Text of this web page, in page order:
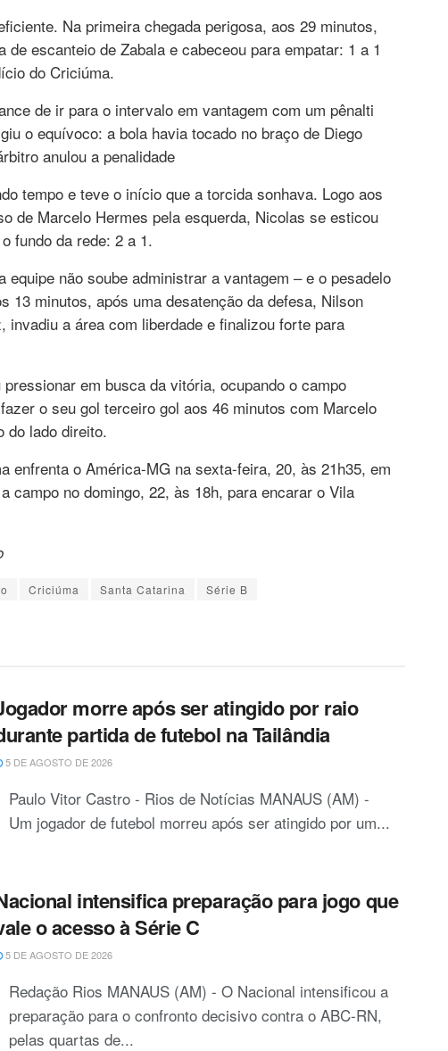
Na primeira chegada perigosa, aos 29 minutos,
escanteio de Zabala e cabeceou para empatar: 1 a 1
do Criciúma.
de ir para o intervalo em vantagem com um pênalti
o equívoco: a bola havia tocado no braço de Diego
anulou a penalidade
tempo e teve o início que a torcida sonhava. Logo aos
de Marcelo Hermes pela esquerda, Nicolas se esticou
fundo da rede: 2 a 1.
não soube administrar a vantagem – e o pesadelo
13 minutos, após uma desatenção da defesa, Nilson
a área com liberdade e finalizou forte para
em busca da vitória, ocupando o campo
o seu gol terceiro gol aos 46 minutos com Marcelo
do lado direito.
enfrenta o América-MG na sexta-feira, 20, às 21h35, em
campo no domingo, 22, às 18h, para encarar o Vila
Criciúma Santa Catarina Série B
morre após ser atingido por raio
partida de futebol na Tailândia
5 DE AGOSTO DE 2026
Paulo Vitor Castro - Rios de Notícias MANAUS (AM) -
Um jogador de futebol morreu após ser atingido por um...
intensifica preparação para jogo que
o acesso à Série C
5 DE AGOSTO DE 2026
Redação Rios MANAUS (AM) - O Nacional intensificou a
preparação para o confronto decisivo contra o ABC-RN,
pelas quartas de...